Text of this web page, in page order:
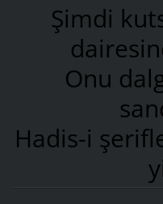
Şimdi
Onu
Hadis-i